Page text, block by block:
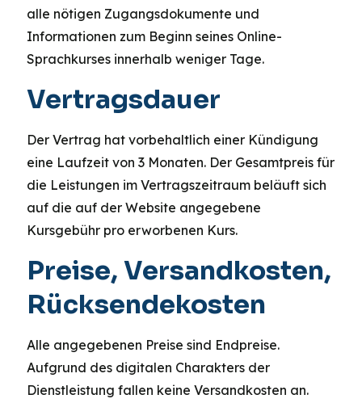
alle nötigen Zugangsdokumente und
Informationen zum Beginn seines Online-
Sprachkurses innerhalb weniger Tage.
Vertragsdauer
Der Vertrag hat vorbehaltlich einer Kündigung
eine Laufzeit von 3 Monaten. Der Gesamtpreis für
die Leistungen im Vertragszeitraum beläuft sich
auf die auf der Website angegebene
Kursgebühr pro erworbenen Kurs.
Preise, Versandkosten,
Rücksendekosten
Alle angegebenen Preise sind Endpreise.
Aufgrund des digitalen Charakters der
Dienstleistung fallen keine Versandkosten an.